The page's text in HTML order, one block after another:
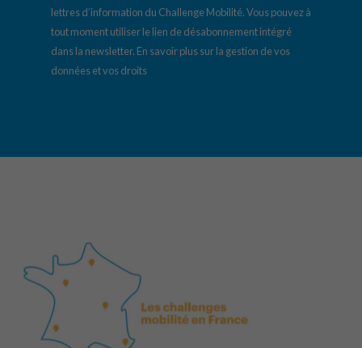
lettres d’information du Challenge Mobilité. Vous pouvez à
tout moment utiliser le lien de désabonnement intégré
dans la newsletter. En savoir plus sur la gestion de vos
données et vos droits